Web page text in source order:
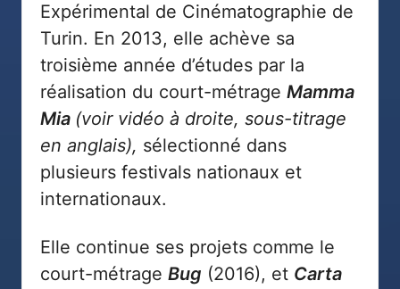
Expérimental de Cinématographie de
Turin. En 2013, elle achève sa
troisième année d’études par la
réalisation du court-métrage Mamma
Mia (voir vidéo à droite, sous-titrage
en anglais), sélectionné dans
plusieurs festivals nationaux et
internationaux.
Elle continue ses projets comme le
court-métrage Bug (2016), et Carta